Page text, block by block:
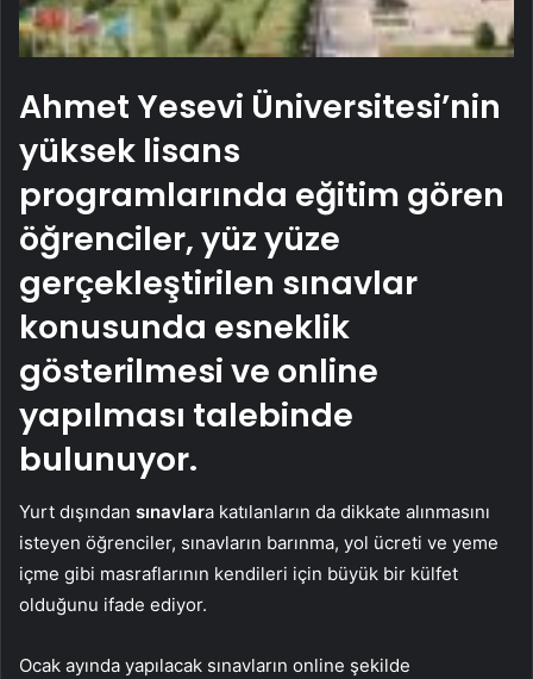
Ahmet Yesevi Üniversitesi’nin
yüksek lisans
programlarında eğitim gören
öğrenciler, yüz yüze
gerçekleştirilen sınavlar
konusunda esneklik
gösterilmesi ve online
yapılması talebinde
bulunuyor.
Yurt dışından sınavlara katılanların da dikkate alınmasını
isteyen öğrenciler, sınavların barınma, yol ücreti ve yeme
içme gibi masraflarının kendileri için büyük bir külfet
olduğunu ifade ediyor.
Ocak ayında yapılacak sınavların online şekilde